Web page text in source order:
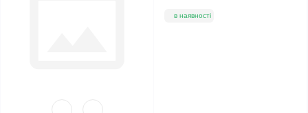
в наявності